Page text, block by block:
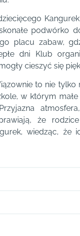
podwórko
placu zabaw,
dni Klub
cieszyć się
to nie
w którym
że
wiedząc, że